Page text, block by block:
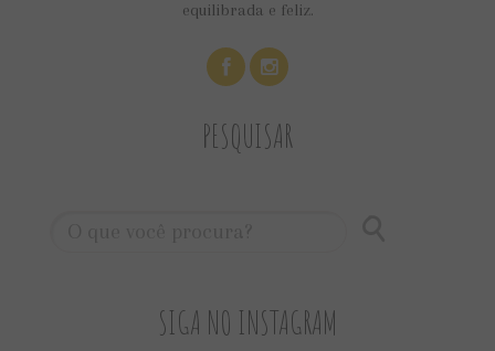
equilibrada e feliz.
PESQUISAR
SIGA NO INSTAGRAM